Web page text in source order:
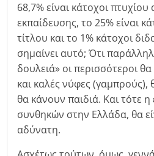
68,7% είναι κάτοχοι
εκπαίδευσης, το 25% είναι
τίτλου και το 1% κάτοχοι
σημαίνει αυτό; Ότι
δουλειά» οι περισσότεροι
και καλές νύφες
θα κάνουν παιδιά. Και τότε
συνθηκών στην Ελλάδα, θα
αδύνατη.